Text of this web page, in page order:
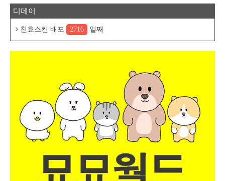
디데이
친효스킨 배포 2716 일째